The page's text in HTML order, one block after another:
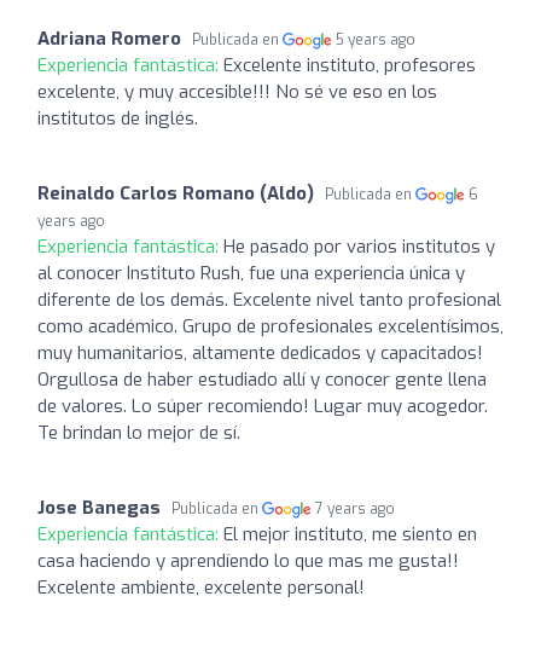
Adriana Romero Publicada en 5 years ago
Experiencia fantástica: Excelente instituto, profesores
excelente, y muy accesible!!! No sé ve eso en los
institutos de inglés.
Reinaldo Carlos Romano (Aldo) Publicada en
6
years ago
Experiencia fantástica: He pasado por varios institutos y
al conocer Instituto Rush, fue una experiencia única y
diferente de los demás. Excelente nivel tanto profesional
como académico. Grupo de profesionales excelentísimos,
muy humanitarios, altamente dedicados y capacitados!
Orgullosa de haber estudiado allí y conocer gente llena
de valores. Lo súper recomiendo! Lugar muy acogedor.
Te brindan lo mejor de sí.
Jose Banegas Publicada en 7 years ago
Experiencia fantástica: El mejor instituto, me siento en
casa haciendo y aprendíendo lo que mas me gusta!!
Excelente ambiente, excelente personal!